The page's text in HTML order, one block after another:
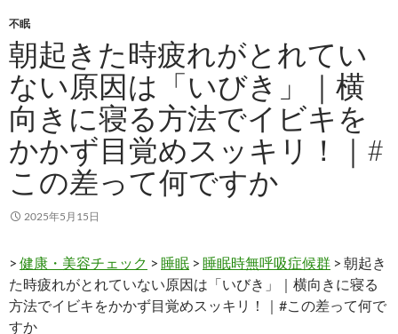
キ
プ
不眠
朝起きた時疲れがとれてい
ない原因は「いびき」｜横
向きに寝る方法でイビキを
かかず目覚めスッキリ！｜#
この差って何ですか
2025年5月15日
> 健康・美容チェック > 睡眠 > 睡眠時無呼吸症候群 > 朝起き
た時疲れがとれていない原因は「いびき」｜横向きに寝る
方法でイビキをかかず目覚めスッキリ！｜#この差って何で
すか